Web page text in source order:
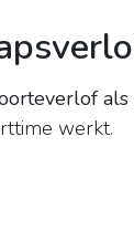
werkt.